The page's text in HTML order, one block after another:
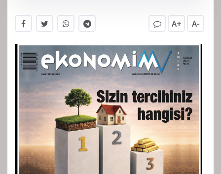
A+ A-